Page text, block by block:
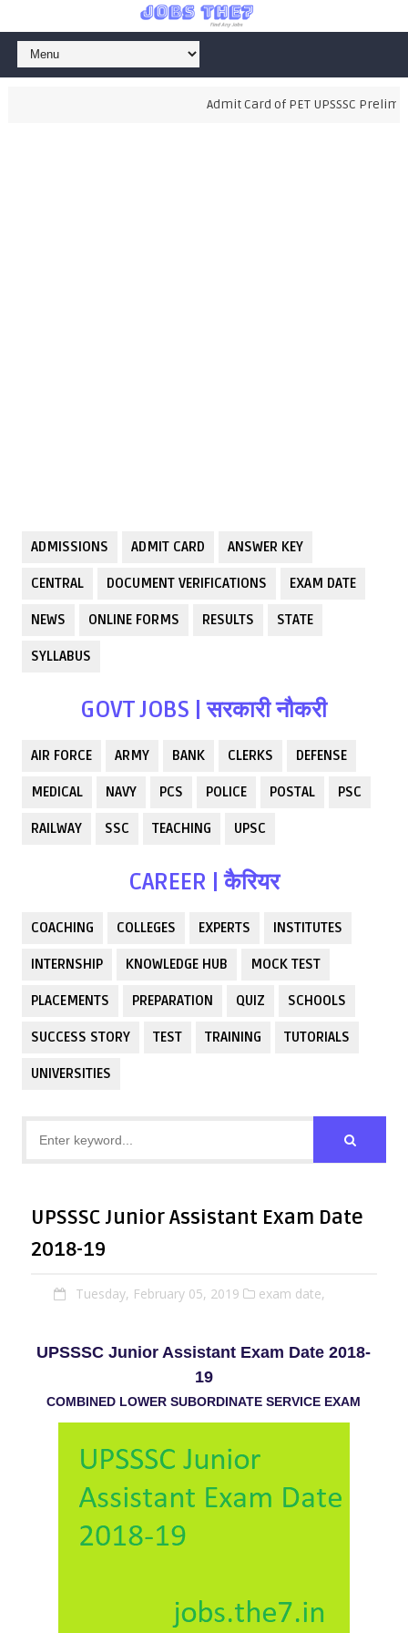
Admit Card of PET UPSSSC
ADMISSIONS ADMIT CARD ANSWER KEY
CENTRAL DOCUMENT VERIFICATIONS EXAM DATE
NEWS ONLINE FORMS RESULTS STATE
SYLLABUS
GOVT JOBS | सरकारी नौकरी
AIR FORCE ARMY BANK CLERKS DEFENSE
MEDICAL NAVY PCS POLICE POSTAL PSC
RAILWAY SSC TEACHING UPSC
CAREER | कैरियर
COACHING COLLEGES EXPERTS INSTITUTES
INTERNSHIP KNOWLEDGE HUB MOCK TEST
PLACEMENTS PREPARATION QUIZ SCHOOLS
SUCCESS STORY TEST TRAINING TUTORIALS
UNIVERSITIES
UPSSSC Junior Assistant Exam Date
2018-19
Tuesday, February 05, 2019 exam date,
UPSSSC Junior Assistant Exam Date 2018-
19
COMBINED LOWER SUBORDINATE SERVICE EXAM